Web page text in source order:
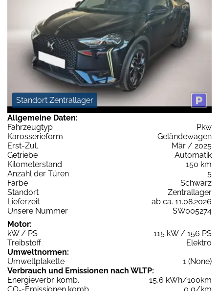
Standort Zentrallager
Allgemeine Daten:
Fahrzeugtyp
Pkw
Karosserieform
Geländewagen
Erst-Zul.
Mär / 2025
Getriebe
Automatik
Kilometerstand
150 km
Anzahl der Türen
5
Farbe
Schwarz
Standort
Zentrallager
Lieferzeit
ab ca. 11.08.2026
Unsere Nummer
SW005274
Motor:
kW / PS
115 kW / 156 PS
Treibstoff
Elektro
Umweltnormen:
Umweltplakette
1 (None)
Verbrauch und Emissionen nach WLTP:
Energieverbr. komb.
15,6 kWh/100km
CO -Emissionen komb. 0 g/km